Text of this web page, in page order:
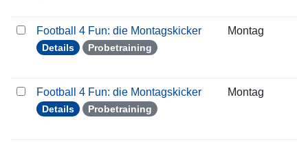
Football 4 Fun: die Montagskicker
Details Probetraining
Montag
Football 4 Fun: die Montagskicker
Details Probetraining
Montag